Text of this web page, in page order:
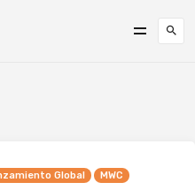
Global
MWC